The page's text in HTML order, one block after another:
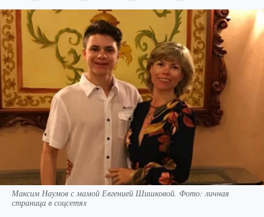
Максим Наумов с мамой Евгенией Шишковой. Фото: личная
страница в соцсетях